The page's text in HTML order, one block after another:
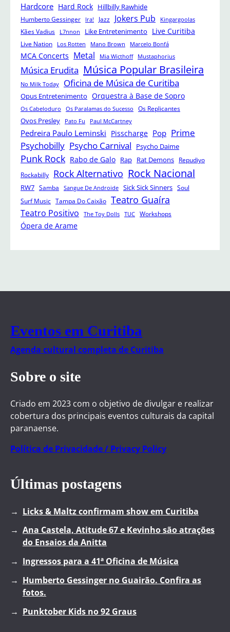
Hardcore Hard Rock Hillbilly Rawhide
Humberto Gessinger Ira! Jazz Jokers Pub Kingargoolas
Kães Vadius L7nnon Like Entretenimento Live Curitiba
Live Nation Los Rotten Mano Brown Marcelo Bonfá
MCA Concerts Metal Mia Wicthoff Mustaphorius
Música Erudita Música Popular Brasileira
No Milk Today Oficina de Música de Curitiba
Opus Entretenimento Orquestra à Base de Sopro
Os Cabeloduro Os Paralamas do Sucesso Os Replicantes
Ovos Presley Pato Fu Paul McCartney
Pedreira Paulo Leminski Pisscharge Pop Prime
Psychobilly Psycho Carnival Psycho Daime
Punk Rock Rabo de Galo Rap Rat Demons
Repudiyo
Rockabilly
Rock Alternativo Rock Nacional
RW7 Samba Sangue De Androide Sick Sick Sinners Soul
Surf Music Tampa Do Caixão Teatro Guaíra
Teatro Positivo The Toy Dolls TUC Workshops
Ópera de Arame
Eventos em Curitiba
Agenda cultural completa de Curitiba
Sobre o site
Criado em 2023 com o objetivo de divulgar e realizar
cobertura dos principais eventos culturais da capital
paranaense.
Política de Privacidade / Privacy Policy
Últimas postagens
Licks & Maltz confirmam show em Curitiba
Ana Castela, Atitude 67 e Kevinho são atrações
do Ensaios da Anitta
Ingressos para a 41ª Oficina de Música
Humberto Gessinger no Guairão. Confira as
fotos.
Punktober Kids no 92 Graus